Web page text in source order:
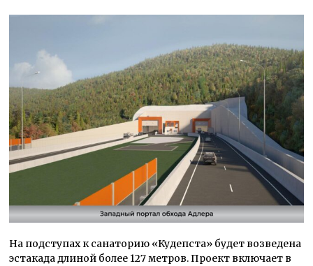
На подступах к санаторию «Кудепста» будет возведена
эстакада длиной более 127 метров. Проект включает в